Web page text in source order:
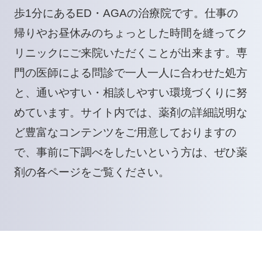
歩1分にあるED・AGAの治療院です。仕事の
帰りやお昼休みのちょっとした時間を縫ってク
リニックにご来院いただくことが出来ます。専
門の医師による問診で一人一人に合わせた処方
と、通いやすい・相談しやすい環境づくりに努
めています。サイト内では、薬剤の詳細説明な
ど豊富なコンテンツをご用意しておりますの
で、事前に下調べをしたいという方は、ぜひ薬
剤の各ページをご覧ください。